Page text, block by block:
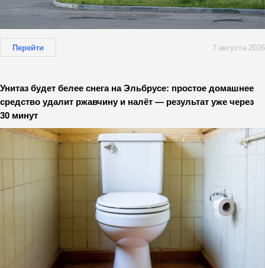
Перейти 7 августа 2026
Унитаз будет белее снега на Эльбрусе: простое домашнее
средство удалит ржавчину и налёт — результат уже через
30 минут